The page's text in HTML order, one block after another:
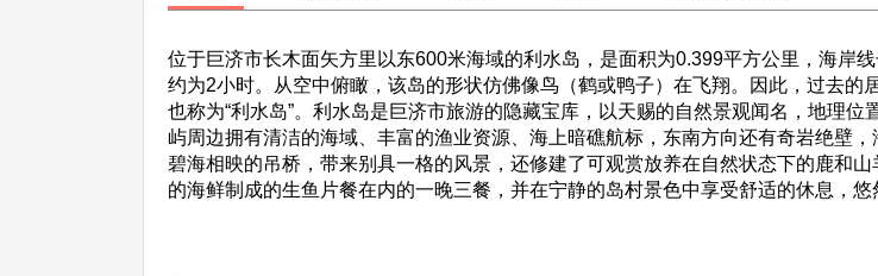
位于巨济市长木面矢方里以东600米海域的利水岛，是面积为0.399平方公里，海岸
约为2小时。从空中俯瞰，该岛的形状仿佛像鸟（鹤或鸭子）在飞翔。因此，过去的
也称为“利水岛”。利水岛是巨济市旅游的隐藏宝库，以天赐的自然景观闻名，地理
屿周边拥有清洁的海域、丰富的渔业资源、海上暗礁航标，东南方向还有奇岩绝壁
碧海相映的吊桥，带来别具一格的风景，还修建了可观赏放养在自然状态下的鹿和
的海鲜制成的生鱼片餐在内的一晚三餐，并在宁静的岛村景色中享受舒适的休息，悠